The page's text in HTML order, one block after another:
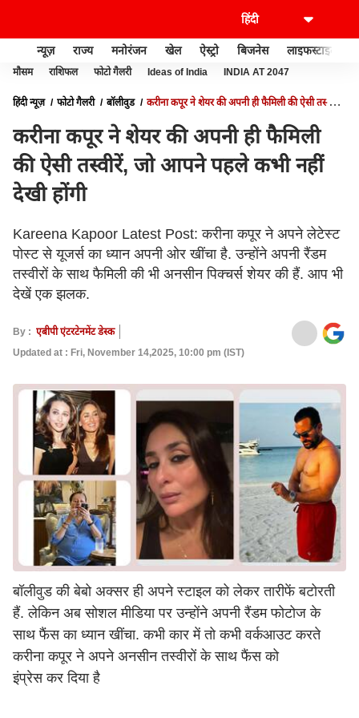
न्यूज़ राज्य मनोरंजन खेल ऐस्ट्रो बिजनेस लाइफस्टाइल
मौसम राशिफल फोटो गैलरी Ideas of India INDIA AT 2047
हिंदी न्यूज़ फोटो गैलरी बॉलीवुड
करीना कपूर ने शेयर की अपनी ही फैमिली की ऐसी तस्वीरें,
करीना कपूर ने शेयर की अपनी ही फैमिली
की ऐसी तस्वीरें, जो आपने पहले कभी नहीं
देखी होंगी
Kareena Kapoor Latest Post: करीना कपूर ने अपने लेटेस्ट
पोस्ट से यूजर्स का ध्यान अपनी ओर खींचा है. उन्होंने अपनी रैंडम
तस्वीरों के साथ फैमिली की भी अनसीन पिक्चर्स शेयर की हैं. आप भी
देखें एक झलक.
By : एबीपी एंटरटेनमेंट डेस्क
Updated at : Fri, November 14,2025, 10:00 pm (IST)
बॉलीवुड की बेबो अक्सर ही अपने स्टाइल को लेकर तारीफें बटोरती
हैं. लेकिन अब सोशल मीडिया पर उन्होंने अपनी रैंडम फोटोज के
साथ फैंस का ध्यान खींचा. कभी कार में तो कभी वर्कआउट करते
करीना कपूर ने अपने अनसीन तस्वीरों के साथ फैंस को
इंप्रेस कर दिया है